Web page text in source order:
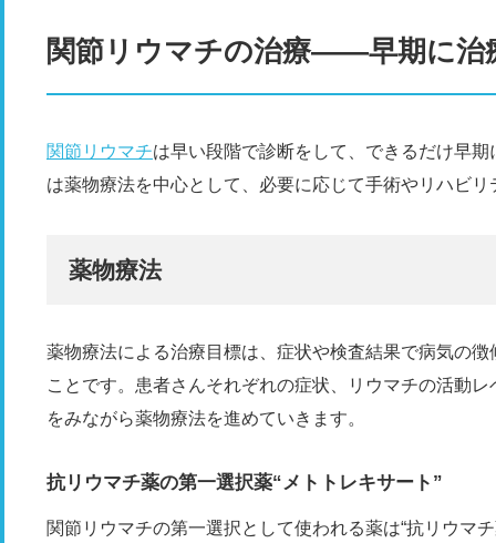
関節リウマチの治療――早期に治
関節リウマチは早い段階で診断をして、できるだけ早
は薬物療法を中心として、必要に応じて手術やリハビ
薬物療法
薬物療法による治療目標は、症状や検査結果で病気の
ことです。患者さんそれぞれの症状、リウマチの活動
をみながら薬物療法を進めていきます。
抗リウマチ薬の第一選択薬“メトトレキサート”
関節リウマチの第一選択として使われる薬は“抗リウマ